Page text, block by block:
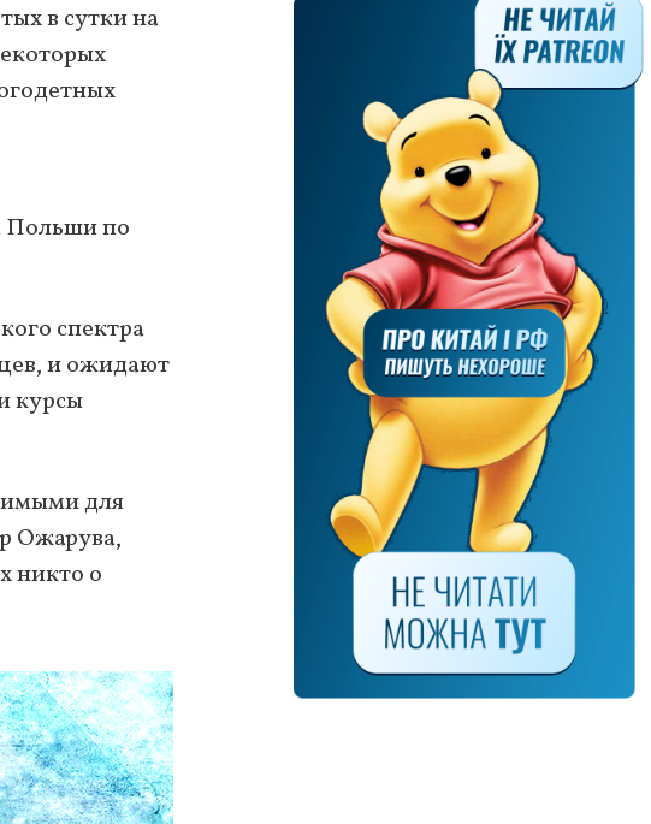
в сутки на
Польши по
спектра
и ожидают
курсы
для
Ожарува,
никто о